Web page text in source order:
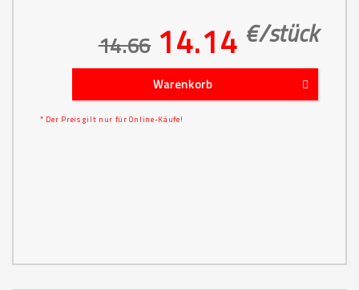
14.66 14.14 €/stück
Warenkorb
* Der Preis gilt nur für Online-Käufe!